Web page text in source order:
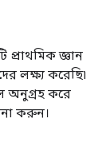
জ্ঞান
লক্ষ্য করেছি৷
অনুগ্রহ করে
করুন।